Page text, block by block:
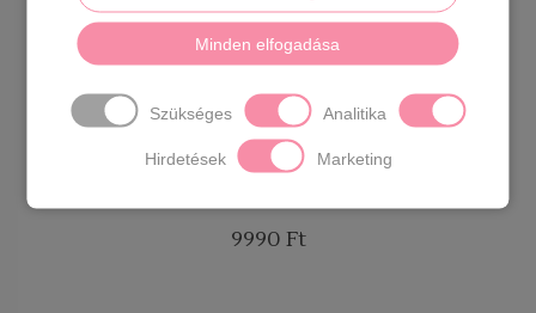
9990 Ft
Minden elfogadása
Szükséges Analitika
Hirdetések Marketing